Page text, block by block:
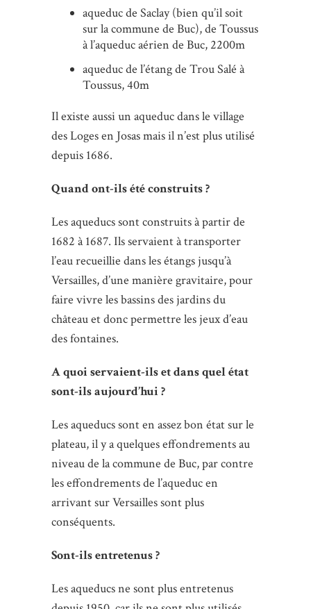
aqueduc de Saclay (bien qu’il soit
sur la commune de Buc), de Toussus
à l’aqueduc aérien de Buc, 2200m
aqueduc de l’étang de Trou Salé à
Toussus, 40m
Il existe aussi un aqueduc dans le village
des Loges en Josas mais il n’est plus utilisé
depuis 1686.
Quand ont-ils été construits ?
Les aqueducs sont construits à partir de
1682 à 1687. Ils servaient à transporter
l’eau recueillie dans les étangs jusqu’à
Versailles, d’une manière gravitaire, pour
faire vivre les bassins des jardins du
château et donc permettre les jeux d’eau
des fontaines.
A quoi servaient-ils et dans quel état
sont-ils aujourd’hui ?
Les aqueducs sont en assez bon état sur le
plateau, il y a quelques effondrements au
niveau de la commune de Buc, par contre
les effondrements de l’aqueduc en
arrivant sur Versailles sont plus
conséquents.
Sont-ils entretenus ?
Les aqueducs ne sont plus entretenus